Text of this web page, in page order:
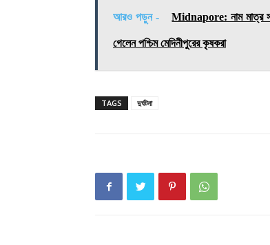
আরও পড়ুন - Midnapore: নাম মাত্র
গেলেন পশ্চিম মেদিনীপুরের কৃষকরা
TAGS দুর্ঘটনা